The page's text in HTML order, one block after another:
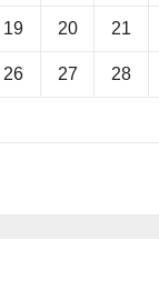
19 20 21
26 27 28